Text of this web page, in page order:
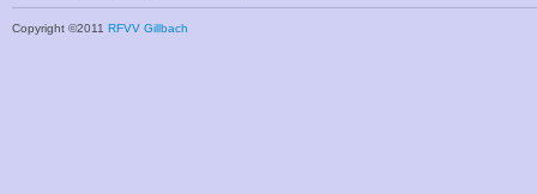
Copyright ©2011 RFVV Gillbach